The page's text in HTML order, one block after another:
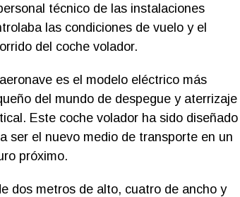
técnico de las instalaciones
las condiciones de vuelo y el
del coche volador.
es el modelo eléctrico más
del mundo de despegue y aterrizaje
Este coche volador ha sido diseñado
ser el nuevo medio de transporte en un
próximo.
dos metros de alto, cuatro de ancho y